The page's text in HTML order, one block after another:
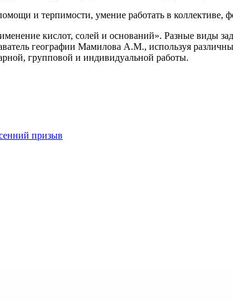
и терпимости, умение работать в коллективе,
кислот, солей и оснований». Разные виды
географии Мамилова А.М., используя
групповой и индивидуальной работы.
призыв